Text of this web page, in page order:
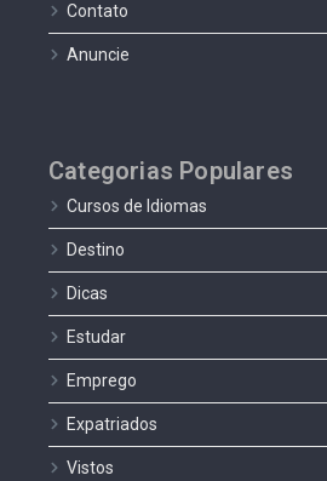
Contato
Anuncie
Categorias Populares
Cursos de Idiomas
Destino
Dicas
Estudar
Emprego
Expatriados
Vistos